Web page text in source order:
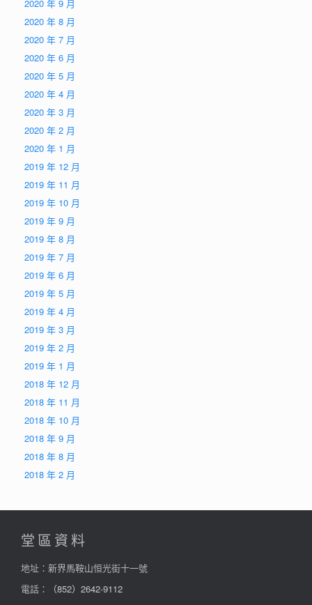
2020 年 9 月
2020 年 8 月
2020 年 7 月
2020 年 6 月
2020 年 5 月
2020 年 4 月
2020 年 3 月
2020 年 2 月
2020 年 1 月
2019 年 12 月
2019 年 11 月
2019 年 10 月
2019 年 9 月
2019 年 8 月
2019 年 7 月
2019 年 6 月
2019 年 5 月
2019 年 4 月
2019 年 3 月
2019 年 2 月
2019 年 1 月
2018 年 12 月
2018 年 11 月
2018 年 10 月
2018 年 9 月
2018 年 8 月
2018 年 2 月
堂區資料
地址：新界馬鞍山恒光街十一號
電話：
（852）2642-9112